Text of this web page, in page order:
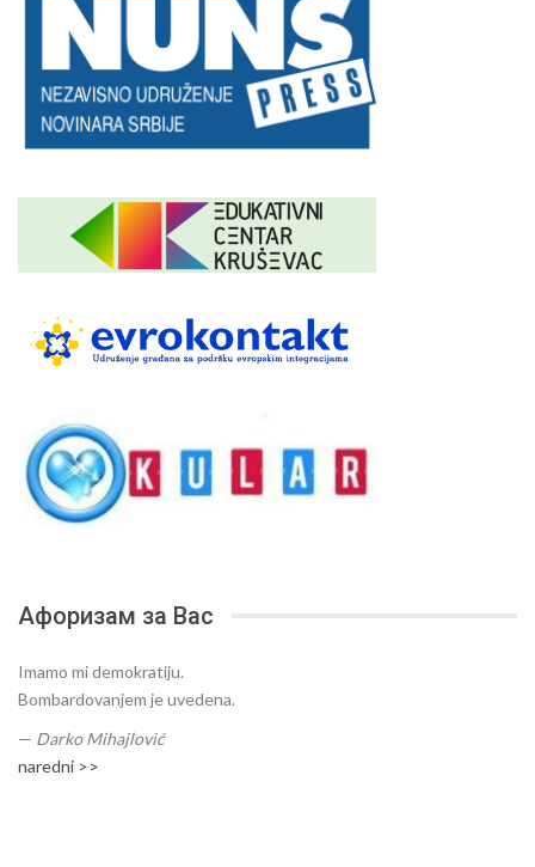
Афоризам за Вас
Imamo mi demokratiju.
Bombardovanjem je uvedena.
— Darko Mihajlović
naredni >>